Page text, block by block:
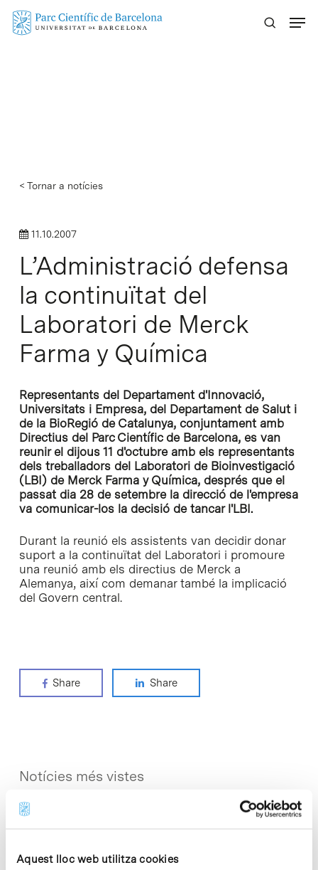
Aquest lloc web utilitza cookies
Skip
< Tornar a notícies
11.10.2007
L’Administració defensa
la continuïtat del
Laboratori de Merck
Farma y Química
Representants del Departament d'Innovació,
Universitats i Empresa, del Departament de Salut i
de la BioRegió de Catalunya, conjuntament amb
Directius del Parc Científic de Barcelona, es van
reunir el dijous 11 d'octubre amb els representants
dels treballadors del Laboratori de Bioinvestigació
(LBI) de Merck Farma y Química, després que el
passat dia 28 de setembre la direcció de l'empresa
va comunicar-los la decisió de tancar l'LBI.
Durant la reunió els assistents van decidir donar
suport a la continuïtat del Laboratori i promoure
una reunió amb els directius de Merck a
Alemanya, així com demanar també la implicació
del Govern central.
Share Share
Notícies més vistes